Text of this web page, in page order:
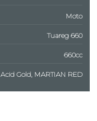
Moto
Tuareg 660
660cc
Acid Gold, MARTIAN RED